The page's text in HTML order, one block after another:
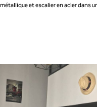
et escalier en acier dans